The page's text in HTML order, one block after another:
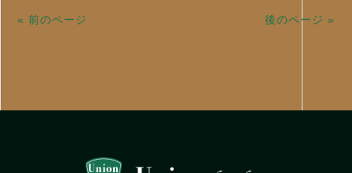
« 前のページ 後のページ »